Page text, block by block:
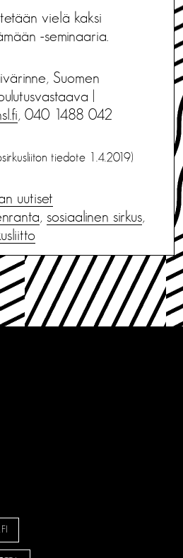
vielä kaksi
-seminaaria.
Suomen
|
, 040 1488 042
tiedote 1.4.2019)
uutiset
, sosiaalinen sirkus,